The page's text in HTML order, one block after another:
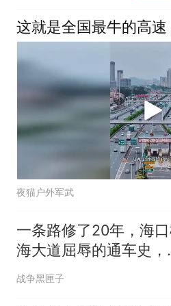
这就是全国最牛的高
夜猫户外军武
一条路修了20年，海
海大道屈辱的通车史，
口人忘不了！
战争黑匣子